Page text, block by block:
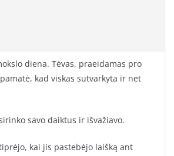
diena. Tėvas, praeidamas pro
kad viskas sutvarkyta ir net
savo daiktus ir išvažiavo.
kai jis pastebėjo laišką ant